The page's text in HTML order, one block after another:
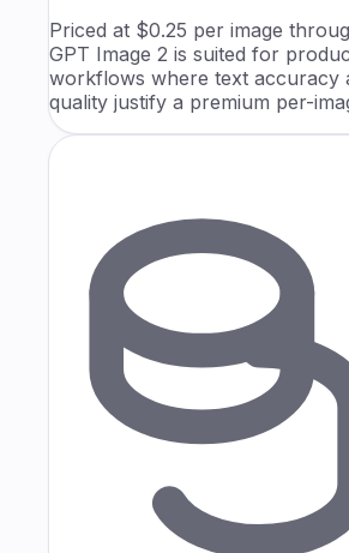
Priced at $0.25 per image
GPT Image 2 is suited for
workflows where text accuracy
quality justify a premium per-